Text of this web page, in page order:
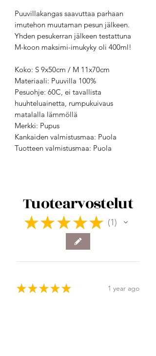
Puuvillakangas saavuttaa parhaan
imutehon muutaman pesun jälkeen.
Yhden pesukerran jälkeen testattuna
M-koon maksimi-imukyky oli 400ml!
Koko: S 9x50cm / M 11x70cm
Materiaali: Puuvilla 100%
Pesuohje: 60C, ei tavallista
huuhteluainetta, rumpukuivaus
matalalla lämmöllä
Merkki: Pupus
Kankaiden valmistusmaa: Puola
Tuotteen valmistusmaa: Puola
Tuotearvostelut
★ ★ ★ ★ ★ 1
1
★ ★ ★ ★ ★ 1 year ago